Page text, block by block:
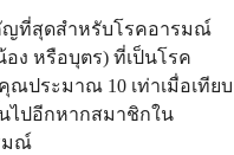
ญที่สุดสำหรับโรคอารมณ์
ง หรือบุตร) ที่เป็นโรค
ประมาณ 10 เท่าเมื่อเทียบ
ไปอีกหากสมาชิกใน
มณ์